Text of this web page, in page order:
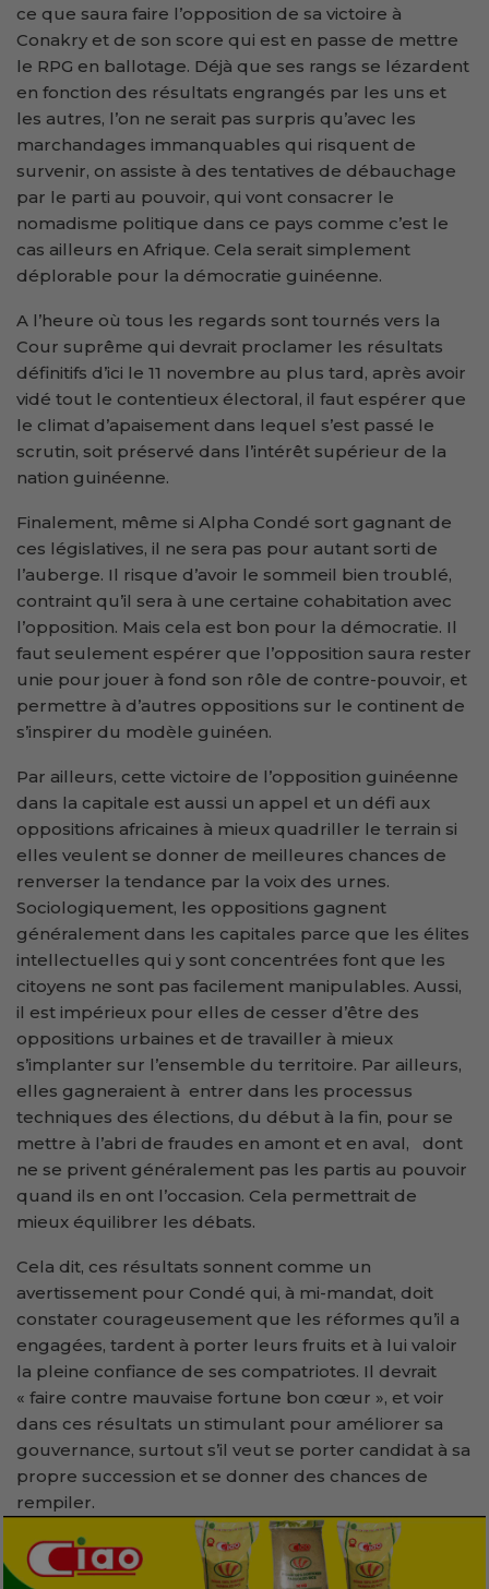
ce que saura faire l’opposition de sa victoire à
Conakry et de son score qui est en passe de mettre
le RPG en ballotage. Déjà que ses rangs se lézardent
en fonction des résultats engrangés par les uns et
les autres, l’on ne serait pas surpris qu’avec les
marchandages immanquables qui risquent de
survenir, on assiste à des tentatives de débauchage
par le parti au pouvoir, qui vont consacrer le
nomadisme politique dans ce pays comme c’est le
cas ailleurs en Afrique. Cela serait simplement
déplorable pour la démocratie guinéenne.
A l’heure où tous les regards sont tournés vers la
Cour suprême qui devrait proclamer les résultats
définitifs d’ici le 11 novembre au plus tard, après avoir
vidé tout le contentieux électoral, il faut espérer que
le climat d’apaisement dans lequel s’est passé le
scrutin, soit préservé dans l’intérêt supérieur de la
nation guinéenne.
Finalement, même si Alpha Condé sort gagnant de
ces législatives, il ne sera pas pour autant sorti de
l’auberge. Il risque d’avoir le sommeil bien troublé,
contraint qu’il sera à une certaine cohabitation avec
l’opposition. Mais cela est bon pour la démocratie. Il
faut seulement espérer que l’opposition saura rester
unie pour jouer à fond son rôle de contre-pouvoir, et
permettre à d’autres oppositions sur le continent de
s’inspirer du modèle guinéen.
Par ailleurs, cette victoire de l’opposition guinéenne
dans la capitale est aussi un appel et un défi aux
oppositions africaines à mieux quadriller le terrain si
elles veulent se donner de meilleures chances de
renverser la tendance par la voix des urnes.
Sociologiquement, les oppositions gagnent
généralement dans les capitales parce que les élites
intellectuelles qui y sont concentrées font que les
citoyens ne sont pas facilement manipulables. Aussi,
il est impérieux pour elles de cesser d’être des
oppositions urbaines et de travailler à mieux
s’implanter sur l’ensemble du territoire. Par ailleurs,
elles gagneraient à entrer dans les processus
techniques des élections, du début à la fin, pour se
mettre à l’abri de fraudes en amont et en aval, dont
ne se privent généralement pas les partis au pouvoir
quand ils en ont l’occasion. Cela permettrait de
mieux équilibrer les débats.
Cela dit, ces résultats sonnent comme un
avertissement pour Condé qui, à mi-mandat, doit
constater courageusement que les réformes qu’il a
engagées, tardent à porter leurs fruits et à lui valoir
la pleine confiance de ses compatriotes. Il devrait
« faire contre mauvaise fortune bon cœur », et voir
dans ces résultats un stimulant pour améliorer sa
gouvernance, surtout s’il veut se porter candidat à sa
propre succession et se donner des chances de
rempiler.